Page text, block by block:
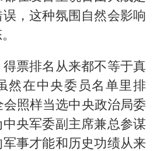
，这种氛围自然会影响
票排名从来都不等于真
然在中央委员名单里排
照样当选中央政治局委
央军委副主席兼总参谋
事才能和历史功绩从来